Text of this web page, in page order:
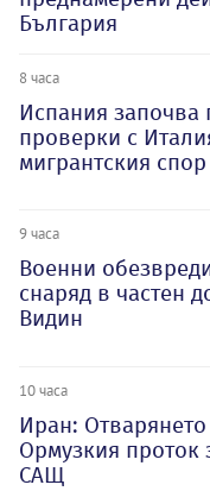
България
8 часа
Испания започва
проверки с
мигрантския спор
9 часа
Военни
снаряд в частен
Видин
10 часа
Иран:
Ормузкия проток
САЩ